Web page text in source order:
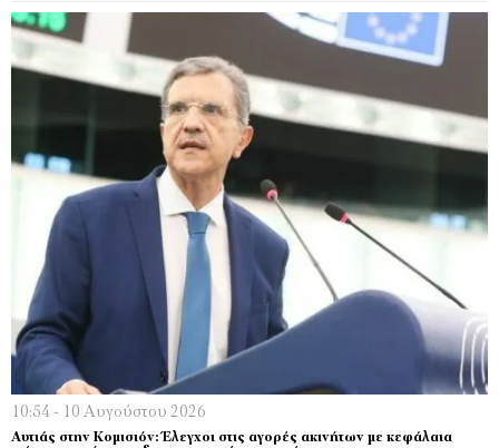
10:54 - 10 Αυγούστου 2026
Αυτιάς στην Κομισιόν: Έλεγχοι στις αγορές ακινήτων με κεφάλαια